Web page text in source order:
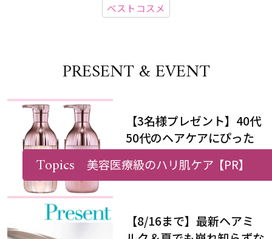
ベストコスメ
PRESENT & EVENT
【3名様プレゼント】40代
50代のヘアケアにぴった
りなシャンプー＆トリート
メントで、うねり悩みに対
【8/16まで】最新ヘアミ
Topics 美容医療級のハリ肌ケア【PR】